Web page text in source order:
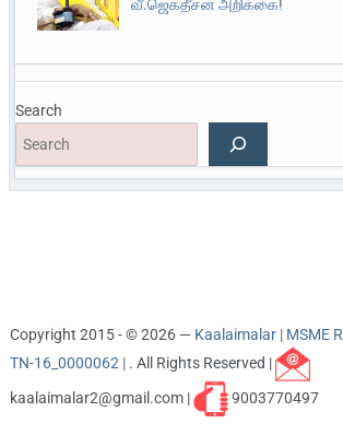
வீ.ஜெகதீசன் அறிக்கை!
Search
Copyright 2015 - © 2026 — Kaalaimalar | MSME
TN-16_0000062 | . All Rights Reserved |
kaalaimalar2@gmail.com |
9003770497